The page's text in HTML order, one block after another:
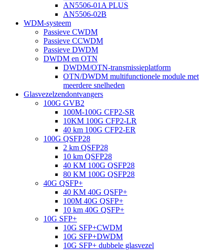
AN5506-01A PLUS
AN5506-02B
WDM-systeem
Passieve CWDM
Passieve CCWDM
Passieve DWDM
DWDM en OTN
DWDM/OTN-transmissieplatform
OTN/DWDM multifunctionele module met
meerdere snelheden
Glasvezelzendontvangers
100G GVB2
100M-100G CFP2-SR
10KM 100G CFP2-LR
40 km 100G CFP2-ER
100G QSFP28
2 km QSFP28
10 km QSFP28
40 KM 100G QSFP28
80 KM 100G QSFP28
40G QSFP+
40 KM 40G QSFP+
100M 40G QSFP+
10 km 40G QSFP+
10G SFP+
10G SFP+CWDM
10G SFP+DWDM
10G SFP+ dubbele glasvezel